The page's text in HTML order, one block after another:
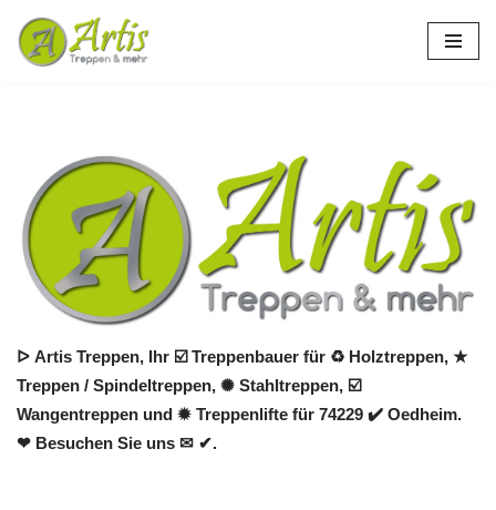
Zum
ᐅ Artis Treppen, Ihr ☑️ Treppenbauer für ♻ Holztreppen, ★
Treppen / Spindeltreppen, ✺ Stahltreppen, ☑️
Wangentreppen und ✹ Treppenlifte für 74229 ✔️ Oedheim.
❤ Besuchen Sie uns ✉ ✔.